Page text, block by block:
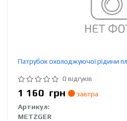
Патрубок охолоджуючої рідини
0 відгуків
1 160 грн
завтра
Артикул:
METZGER